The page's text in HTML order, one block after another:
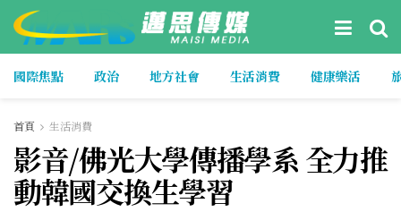
國際焦點 政治 地方社會 生活消費 健康樂活
首頁 生活消費
影音/佛光大學傳播學系 全力推
動韓國交換生學習